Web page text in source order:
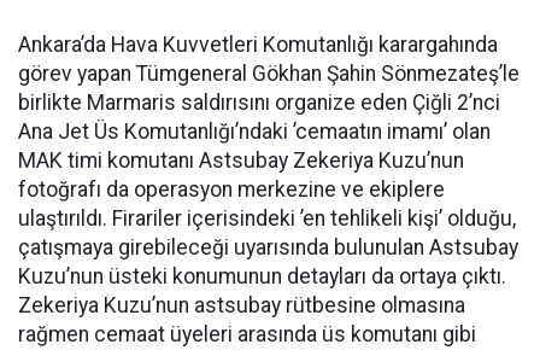
Ankara’da Hava Kuvvetleri Komutanlığı karargahında
görev yapan Tümgeneral Gökhan Şahin Sönmezateş’le
birlikte Marmaris saldırısını organize eden Çiğli 2’nci
Ana Jet Üs Komutanlığı’ndaki ’cemaatın imamı’ olan
MAK timi komutanı Astsubay Zekeriya Kuzu’nun
fotoğrafı da operasyon merkezine ve ekiplere
ulaştırıldı. Firariler içerisindeki ’en tehlikeli kişi’ olduğu,
çatışmaya girebileceği uyarısında bulunulan Astsubay
Kuzu’nun üsteki konumunun detayları da ortaya çıktı.
Zekeriya Kuzu’nun astsubay rütbesine olmasına
rağmen cemaat üyeleri arasında üs komutanı gibi